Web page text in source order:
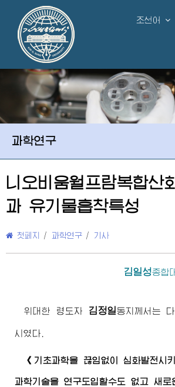
조선어
과학연구
니오비움월프람복합산
과 유기물흡착특성
첫페지 / 과학연구 / 기사
김일성종합
위대한
령도자 김정일동지 께서는
시였다.
《기초과학을 끊임없이 심화발전시
과학기술을 연구도입할수도 없고 새